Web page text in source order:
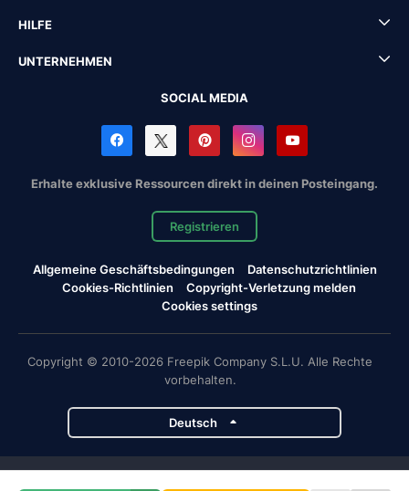
HILFE
UNTERNEHMEN
SOCIAL MEDIA
Erhalte exklusive Ressourcen direkt in deinen Posteingang.
Registrieren
Allgemeine Geschäftsbedingungen
Datenschutzrichtlinien
Cookies-Richtlinien
Copyright-Verletzung melden
Cookies settings
Copyright © 2010-2026 Freepik Company S.L.U. Alle Rechte
vorbehalten.
Deutsch